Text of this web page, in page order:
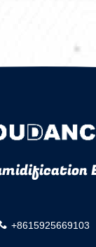
+8615925669103